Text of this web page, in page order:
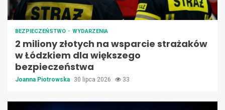
BEZPIECZEŃSTWO WYDARZENIA
2 miliony złotych na wsparcie strażaków
w Łódzkiem dla większego
bezpieczeństwa
Joanna Piotrowska 30 lipca 2026 33